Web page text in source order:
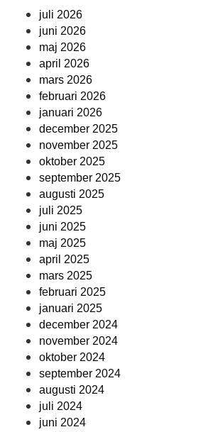
juli 2026
juni 2026
maj 2026
april 2026
mars 2026
februari 2026
januari 2026
december 2025
november 2025
oktober 2025
september 2025
augusti 2025
juli 2025
juni 2025
maj 2025
april 2025
mars 2025
februari 2025
januari 2025
december 2024
november 2024
oktober 2024
september 2024
augusti 2024
juli 2024
juni 2024